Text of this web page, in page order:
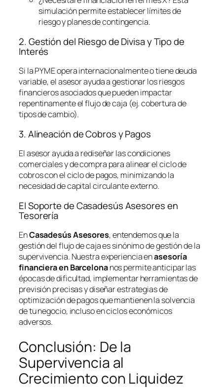
simulación permite establecer límites de
riesgo y planes de contingencia.
2. Gestión del Riesgo de Divisa y Tipo de
Interés
Si la PYME opera internacionalmente o tiene deuda
variable, el asesor ayuda a gestionar los riesgos
financieros asociados que pueden impactar
repentinamente el flujo de caja (ej. cobertura de
tipos de cambio).
3. Alineación de Cobros y Pagos
El asesor ayuda a rediseñar las condiciones
comerciales y de compra para alinear el ciclo de
cobros con el ciclo de pagos, minimizando la
necesidad de capital circulante externo.
El Soporte de Casadesús Asesores en
Tesorería
EnCasadesús Asesores, entendemos que la
gestión del flujo de caja es sinónimo de gestión de la
supervivencia. Nuestra experiencia enasesoría
financiera en Barcelonanos permite anticipar las
épocas de dificultad, implementar herramientas de
previsión precisas y diseñar estrategias de
optimización de pagos que mantienen la solvencia
de tu negocio, incluso en ciclos económicos
adversos.
Conclusión: De la
Supervivencia al
Crecimiento con Liquidez